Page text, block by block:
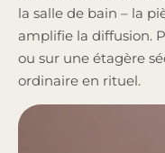
la salle de bain – la
amplifie la diffusion.
ou sur une étagère
ordinaire en rituel.